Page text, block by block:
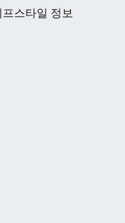
프스타일 정보